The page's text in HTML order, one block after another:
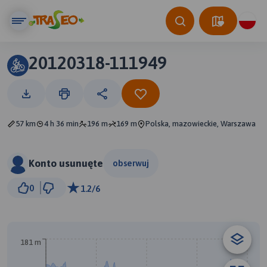
20120318-111949
57 km 4 h 36 min 196 m 169 m Polska, mazowieckie, Warszawa
Konto usunuęte obserwuj
0 1.2/6
181 m